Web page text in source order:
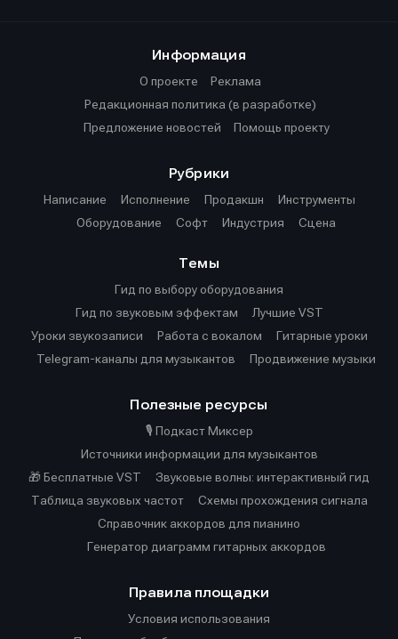
Информация
О проекте
Реклама
Редакционная политика (в разработке)
Предложение новостей
Помощь проекту
Рубрики
Написание
Исполнение Продакшн
Инструменты
Оборудование
Софт Индустрия Сцена
Темы
Гид по выбору оборудования
Гид по звуковым эффектам
Лучшие VST
Уроки звукозаписи
Работа с вокалом
Гитарные уроки
Telegram-каналы для музыкантов
Продвижение музыки
Полезные ресурсы
🎙️ Подкаст Миксер
Источники информации для музыкантов
🎁 Бесплатные VST
Звуковые волны: интерактивный гид
Таблица звуковых частот
Cхемы прохождения сигнала
Справочник аккордов для пианино
Генератор диаграмм гитарных аккордов
Правила площадки
Условия использования